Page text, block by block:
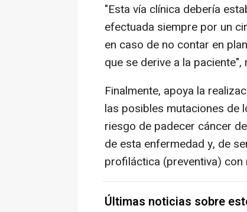
"Esta vía clínica debería
efectuada siempre por un
en caso de no contar en
que se derive a la paciente",
Finalmente, apoya la
las posibles mutaciones de
riesgo de padecer cáncer
de esta enfermedad y, de
profiláctica (preventiva)
Últimas noticias sobre